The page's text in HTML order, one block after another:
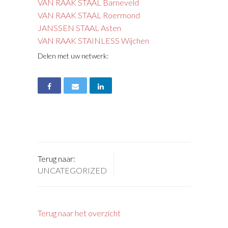
VAN RAAK STAAL Barneveld
VAN RAAK STAAL Roermond
JANSSEN STAAL Asten
VAN RAAK STAINLESS Wijchen
Delen met uw netwerk:
Terug naar:
UNCATEGORIZED
Terug naar het overzicht